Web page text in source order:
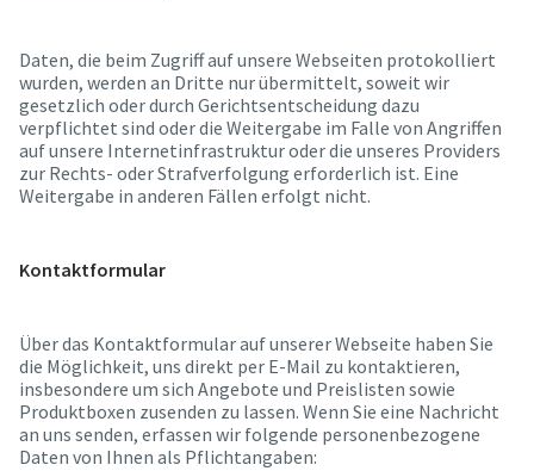
Daten, die beim Zugriff auf unsere Webseiten protokolliert
wurden, werden an Dritte nur übermittelt, soweit wir
gesetzlich oder durch Gerichtsentscheidung dazu
verpflichtet sind oder die Weitergabe im Falle von Angriffen
auf unsere Internetinfrastruktur oder die unseres Providers
zur Rechts- oder Strafverfolgung erforderlich ist. Eine
Weitergabe in anderen Fällen erfolgt nicht.
Kontaktformular
Über das Kontaktformular auf unserer Webseite haben Sie
die Möglichkeit, uns direkt per E-Mail zu kontaktieren,
insbesondere um sich Angebote und Preislisten sowie
Produktboxen zusenden zu lassen. Wenn Sie eine Nachricht
an uns senden, erfassen wir folgende personenbezogene
Daten von Ihnen als Pflichtangaben: